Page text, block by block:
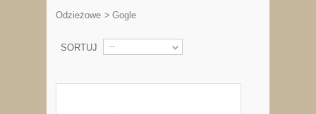
Odzieżowe > Gogle
SORTUJ --